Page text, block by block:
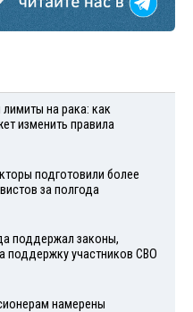
на рака: как
изменить правила
подготовили более
за полгода
поддержал законы,
поддержку участников СВО
намерены